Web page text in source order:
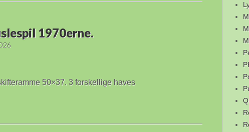
1970erne.
50×37. 3 forskellige haves